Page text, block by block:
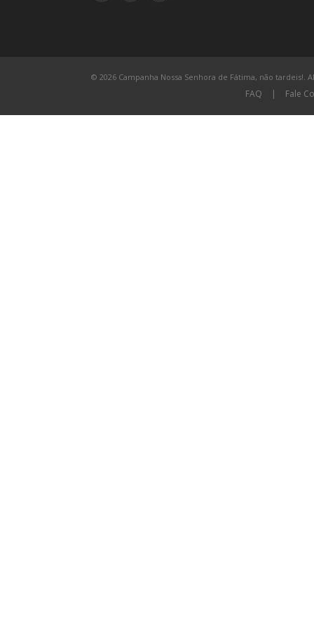
© 2026 Campanha Nossa Senhora de Fátima, não tardeis!.
FAQ | Fale